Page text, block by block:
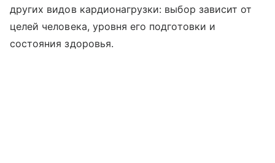
других видов кардионагрузки: выбор зависит от
целей человека, уровня его подготовки и
состояния здоровья.